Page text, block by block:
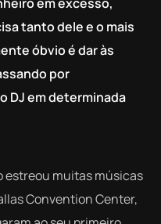
tanto dele e o mais
óbvio é dar às
por
DJ em determinada
estreou muitas músicas
Convention Center,